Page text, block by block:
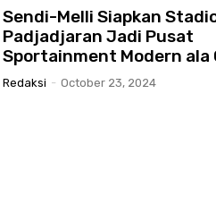
Sendi-Melli Siapkan
Padjadjaran Jadi Pusat
Sportainment Modern ala
Redaksi - October 23, 2024